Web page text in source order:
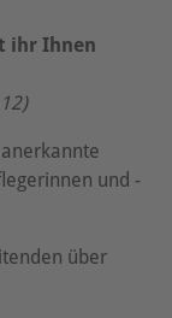
ihr Ihnen
und -
über